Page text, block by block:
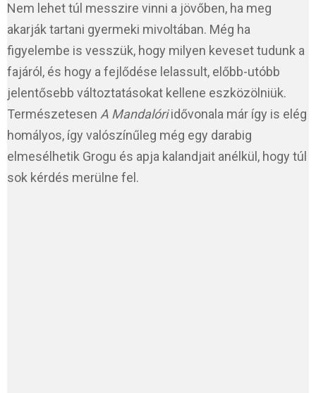
Nem lehet túl messzire vinni a jövőben, ha meg
akarják tartani gyermeki mivoltában. Még ha
figyelembe is vesszük, hogy milyen keveset tudunk a
fajáról, és hogy a fejlődése lelassult, előbb-utóbb
jelentősebb változtatásokat kellene eszközölniük.
Természetesen A Mandalóriidővonala már így is elég
homályos, így valószínűleg még egy darabig
elmesélhetik Grogu és apja kalandjait anélkül, hogy túl
sok kérdés merülne fel.